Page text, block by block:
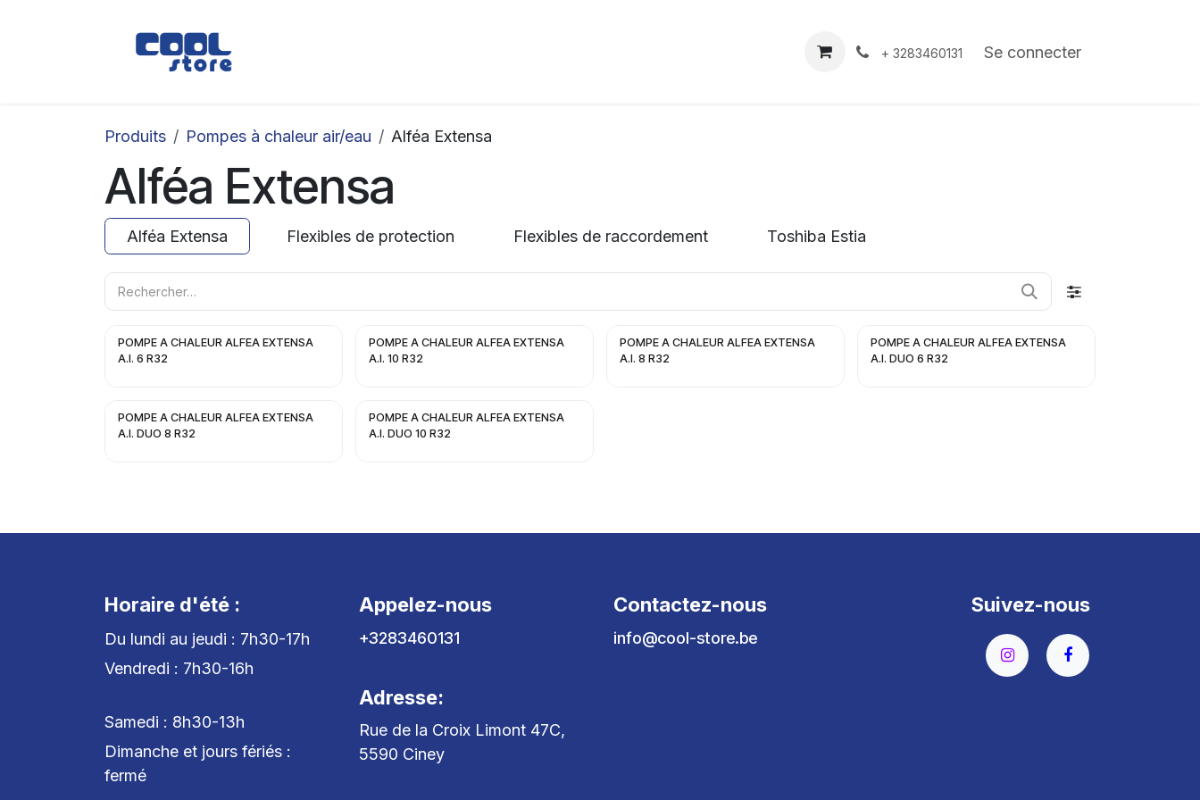
À propos Contact
+ 3283460131 Se connecter
Produits Pompes à chaleur air/eau Alféa Extensa
Alféa Extensa
Alféa Extensa Flexibles de protection Flexibles de raccordement Toshiba Estia
POMPE A CHALEUR ALFEA EXTENSA
A.I. 6 R32
POMPE A CHALEUR ALFEA EXTENSA
A.I. 10 R32
POMPE A CHALEUR ALFEA EXTENSA
A.I. 8 R32
POMPE A CHALEUR ALFEA EXTENSA
A.I. DUO 6 R32
POMPE A CHALEUR ALFEA EXTENSA
A.I. DUO 8 R32
POMPE A CHALEUR ALFEA EXTENSA
A.I. DUO 10 R32
Horaire d'été :
Du lundi au jeudi : 7h30-17h
Vendredi : 7h30-16h
Samedi : 8h30-13h
Dimanche et jours fériés :
fermé
Appelez-nous
+3283460131
Adresse:
Rue de la Croix Limont 47C,
5590 Ciney
Contactez-nous
info@cool-store.be
Suivez-nous